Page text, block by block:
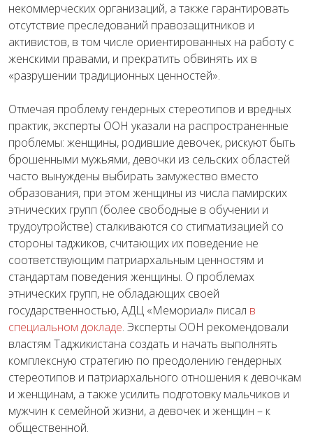
некоммерческих организаций, а также гарантировать
отсутствие преследований правозащитников и
активистов, в том числе ориентированных на работу с
женскими правами, и прекратить обвинять их в
«разрушении традиционных ценностей».
Отмечая проблему гендерных стереотипов и вредных
практик, эксперты ООН указали на распространенные
проблемы: женщины, родившие девочек, рискуют быть
брошенными мужьями, девочки из сельских областей
часто вынуждены выбирать замужество вместо
образования, при этом женщины из числа памирских
этнических групп (более свободные в обучении и
трудоутройстве) сталкиваются со стигматизацией со
стороны таджиков, считающих их поведение не
соответствующим патриархальным ценностям и
стандартам поведения женщины. О проблемах
этнических групп, не обладающих своей
государственностью, АДЦ «Мемориал» писал в
специальном докладе. Эксперты ООН рекомендовали
властям Таджикистана создать и начать выполнять
комплексную стратегию по преодолению гендерных
стереотипов и патриархального отношения к девочкам
и женщинам, а также усилить подготовку мальчиков и
мужчин к семейной жизни, а девочек и женщин – к
общественной.